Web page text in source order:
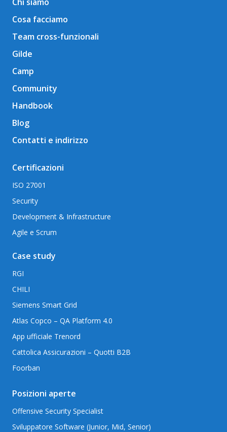
Cosa facciamo
Team cross-funzionali
Gilde
Camp
Community
Handbook
Blog
Contatti e indirizzo
Certificazioni
ISO 27001
Security
Development & Infrastructure
Agile e Scrum
Case study
RGI
CHILI
Siemens Smart Grid
Atlas Copco – QA Platform 4.0
App ufficiale Trenord
Cattolica Assicurazioni – Quotti B2B
Foorban
Posizioni aperte
Offensive Security Specialist
Sviluppatore Software (Junior, Mid, Senior)